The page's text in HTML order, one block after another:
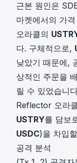
근본 원인은
마켓에서의 가
오라클의
다. 구체적으로,
낮았기 때문에,
상적인 주문을
릴 수 있었습니
Reflector 오라
USTRY를 담보
USDC)을 차입
공격 분석